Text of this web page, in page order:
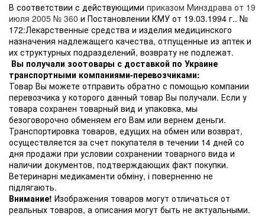
В соответствии с действующими приказом Минздрава от 19
июля 2005 № 360 и Постановлении КМУ от 19.03.1994 г.. №
172:Лекарственные средства и изделия медицинского
назначения надлежащего качества, отпущенные из аптек и
их структурных подразделений, возврату не подлежат.
Вы получали зоотовары с доставкой по Украине
транспортными компаниями-перевозчиками:
Товар Вы можете отправить обратно с помощью компании
перевозчика у которого данный товар Вы получали. Если у
товара сохранен товарный вид и упаковка, мы
безоговорочно обменяем его Вам или вернем деньги.
Транспортировка товаров, едущих на обмен или возврат,
осуществляется за счет покупателя в течении 14 дней со
дня продажи при условии сохранении товарного вида и
наличии документов, подтверждающих факт покупки.
Ветеринарні медикаменти обміну, і поверненню не
підлягають.
Внимание! Изображения товаров могут отличаться от
реальных товаров, а описания могут быть не актуальными.